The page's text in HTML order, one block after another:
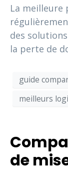
La
des
la perte de
guide
meilleurs
de